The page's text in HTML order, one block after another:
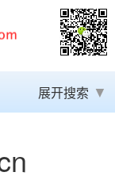
展开搜索